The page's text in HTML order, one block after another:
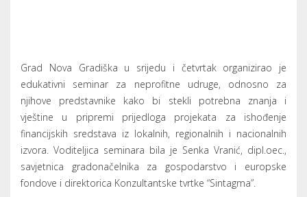
Drugi dan seminara polaznicima je kroz praktične primjere
pružena pomoć oko nejasnoća, te pri izradi projektnih
prijedloga.
„Za kvalitetan projekt potrebno je, prije svega, inovativnost,
jednostavnost, jasnost, razložnost i dosljednost određenog
projekta. To konkretno znači da je on razumljiv, da svojim
realizacijom dovodi do mjerljivih ciljeva i rezultata, da je